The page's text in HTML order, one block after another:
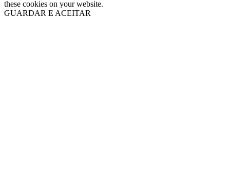
these cookies on your website.
GUARDAR E ACEITAR